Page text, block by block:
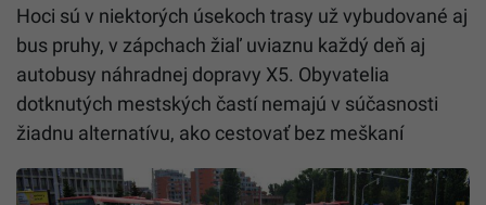
Hoci sú v niektorých úsekoch trasy už vybudované aj
bus pruhy, v zápchach žiaľ uviaznu každý deň aj
autobusy náhradnej dopravy X5. Obyvatelia
dotknutých mestských častí nemajú v súčasnosti
žiadnu alternatívu, ako cestovať bez meškaní